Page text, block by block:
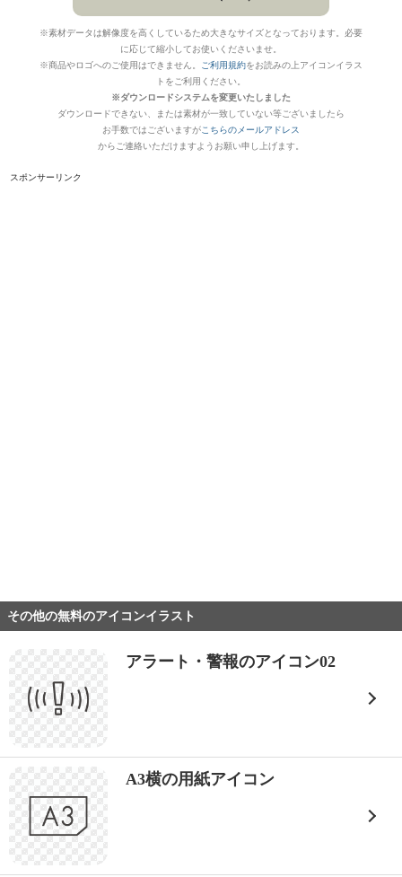
※素材データは解像度を高くしているため大きなサイズとなっております。必要
に応じて縮小してお使いくださいませ。
※商品やロゴへのご使用はできません。
ご利用規約をお読みの上アイコンイラス
トをご利用ください。
※ダウンロードシステムを変更いたしました
ダウンロードできない、または素材が一致していない等ございましたら
お手数ではございますがこちらのメールアドレス
からご連絡いただけますようお願い申し上げます。
スポンサーリンク
その他の無料のアイコンイラスト
アラート・警報のアイコン02
A3横の用紙アイコン